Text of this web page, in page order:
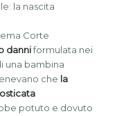
la nascita
Corte
danniformulata nei
una bambina
che la
potuto e dovuto